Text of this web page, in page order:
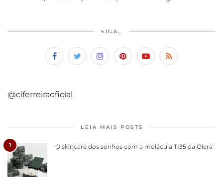
SIGA…
@ciferreiraoficial
LEIA MAIS POSTS
1 O skincare dos sonhos com a molécula TI35 da Olera